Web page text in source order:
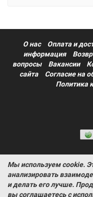
О нас Оплата и
информация
вопросы
Вакансии
сайта
Согласие на
Политика
Информация на сайте
является публичной
статьи 437
Мы используем cookie.
анализировать
и делать его лучше.
вы соглашаетесь с